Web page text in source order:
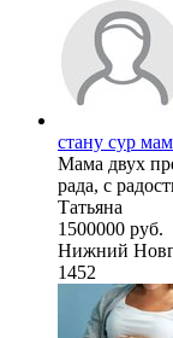
стану сур
Мама двух
рада, с
Татьяна
1500000 руб.
Нижний
1452